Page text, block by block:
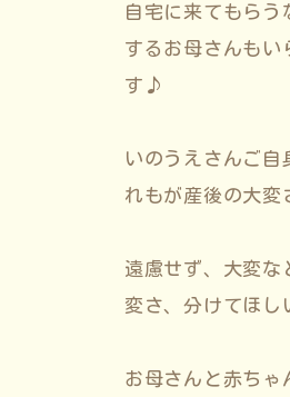
自宅に来てもらう
するお母さんもい
す♪
いのうえさんご自
れもが産後の大
遠慮せず、大変な
変さ、分けてほし
お母さんと赤ちゃ